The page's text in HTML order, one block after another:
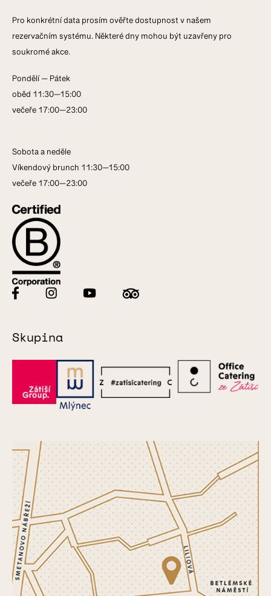
Pro konkrétní data prosím ověřte dostupnost v našem
rezervačním systému. Některé dny mohou být uzavřeny pro
soukromé akce.
Pondělí — Pátek
oběd 11:30—15:00
večeře 17:00—23:00
Sobota a neděle
Víkendový brunch 11:30—15:00
večeře 17:00—23:00
Skupina